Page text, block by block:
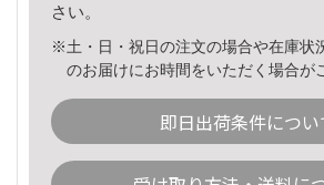
さい。
※土・日・祝日の注文の場合や在庫状
のお届けにお時間をいただく場合が
即日出荷条件につい